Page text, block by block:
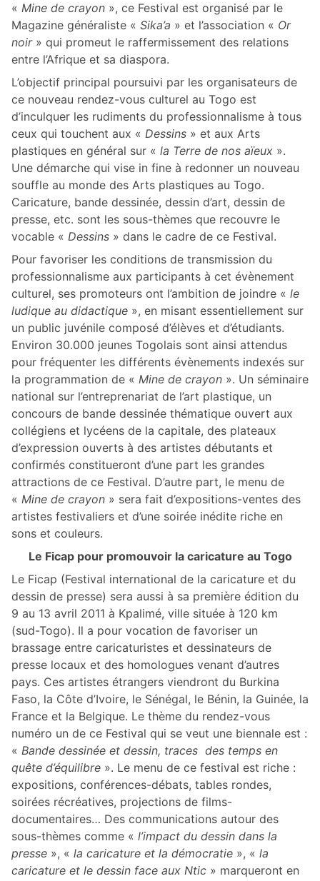
« Mine de crayon », ce Festival est organisé par le
Magazine généraliste « Sika’a » et l’association « Or
noir» qui promeut le raffermissement des relations
entre l’Afrique et sa diaspora.
L’objectif principal poursuivi par les organisateurs de
ce nouveau rendez-vous culturel au Togo est
d’inculquer les rudiments du professionnalisme à tous
ceux qui touchent aux « Dessins » et aux Arts
plastiques en général sur « la Terre de nos aïeux ».
Une démarche qui vise in fine à redonner un nouveau
souffle au monde des Arts plastiques au Togo.
Caricature, bande dessinée, dessin d’art, dessin de
presse, etc. sont les sous-thèmes que recouvre le
vocable « Dessins » dans le cadre de ce Festival.
Pour favoriser les conditions de transmission du
professionnalisme aux participants à cet évènement
culturel, ses promoteurs ont l’ambition de joindre « le
ludique au didactique », en misant essentiellement sur
un public juvénile composé d’élèves et d’étudiants.
Environ 30.000 jeunes Togolais sont ainsi attendus
pour fréquenter les différents évènements indexés sur
la programmation de « Mine de crayon ». Un séminaire
national sur l’entreprenariat de l’art plastique, un
concours de bande dessinée thématique ouvert aux
collégiens et lycéens de la capitale, des plateaux
d’expression ouverts à des artistes débutants et
confirmés constitueront d’une part les grandes
attractions de ce Festival. D’autre part, le menu de
« Mine de crayon » sera fait d’expositions-ventes des
artistes festivaliers et d’une soirée inédite riche en
sons et couleurs.
Le Ficap pour promouvoir la caricature au Togo
Le Ficap (Festival international de la caricature et du
dessin de presse) sera aussi à sa première édition du
9 au 13 avril 2011 à Kpalimé, ville située à 120 km
(sud-Togo). Il a pour vocation de favoriser un
brassage entre caricaturistes et dessinateurs de
presse locaux et des homologues venant d’autres
pays. Ces artistes étrangers viendront du Burkina
Faso, la Côte d’Ivoire, le Sénégal, le Bénin, la Guinée, la
France et la Belgique. Le thème du rendez-vous
numéro un de ce Festival qui se veut une biennale est :
« Bande dessinée et dessin, traces des temps en
quête d’équilibre ». Le menu de ce festival est riche :
expositions, conférences-débats, tables rondes,
soirées récréatives, projections de films-
documentaires… Des communications autour des
sous-thèmes comme « l’impact du dessin dans la
presse », « la caricature et la démocratie », « la
caricature et le dessin face aux Ntic » marqueront en